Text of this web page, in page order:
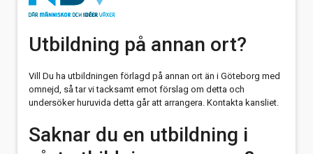
Utbildning på annan ort?
Vill Du ha utbildningen förlagd på annan ort än i Göteborg med
omnejd, så tar vi tacksamt emot förslag om detta och
undersöker huruvida detta går att arrangera. Kontakta kansliet.
Saknar du en utbildning i